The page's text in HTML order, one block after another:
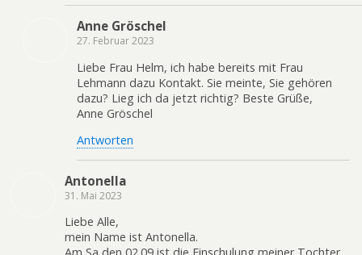
Anne Gröschel
27. Februar 2023
Liebe Frau Helm, ich habe bereits mit Frau
Lehmann dazu Kontakt. Sie meinte, Sie gehören
dazu? Lieg ich da jetzt richtig? Beste Grüße,
Anne Gröschel
Antworten
Antonella
31. Mai 2023
Liebe Alle,
mein Name ist Antonella.